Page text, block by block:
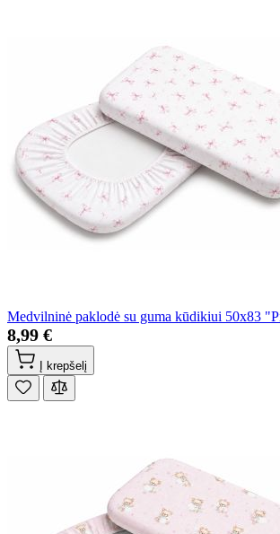
Medvilninė paklodė su guma kūdikiui 50x83
8,99 €
Į krepšelį